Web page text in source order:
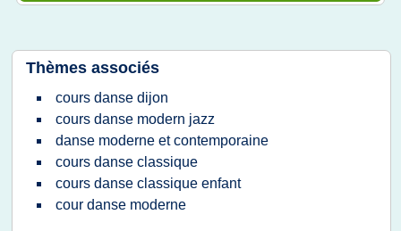
Thèmes associés
cours danse dijon
cours danse modern jazz
danse moderne et contemporaine
cours danse classique
cours danse classique enfant
cour danse moderne